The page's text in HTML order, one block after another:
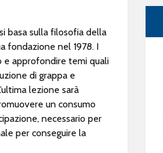
basa sulla filosofia della
fondazione nel 1978. I
e approfondire temi quali
di grappa e
lezione sarà
un consumo
necessario per
per conseguire la